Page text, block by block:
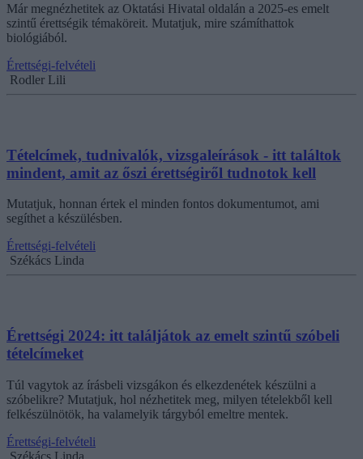
Már megnézhetitek az Oktatási Hivatal oldalán a 2025-es emelt
szintű érettségik témaköreit. Mutatjuk, mire számíthattok
biológiából.
Érettségi-felvételi
Rodler Lili
Tételcímek, tudnivalók, vizsgaleírások - itt találtok
mindent, amit az őszi érettségiről tudnotok kell
Mutatjuk, honnan értek el minden fontos dokumentumot, ami
segíthet a készülésben.
Érettségi-felvételi
Székács Linda
Érettségi 2024: itt találjátok az emelt szintű szóbeli
tételcímeket
Túl vagytok az írásbeli vizsgákon és elkezdenétek készülni a
szóbelikre? Mutatjuk, hol nézhetitek meg, milyen tételekből kell
felkészülnötök, ha valamelyik tárgyból emeltre mentek.
Érettségi-felvételi
Székács Linda